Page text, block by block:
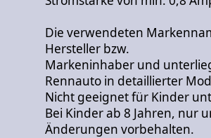
Die verwendeten
Hersteller bzw.
Markeninhaber und
Rennauto in detaillierter
Nicht geeignet für Kinder
Bei Kinder ab 8 Jahren, nur
Änderungen vorbehalten.